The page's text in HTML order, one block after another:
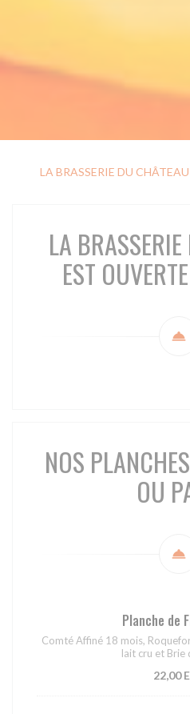
LA BRASSERIE DU
LA
EST
NOS
OU
Planche de
Comté Affiné 18 mois,
lait cru et Brie
22,00